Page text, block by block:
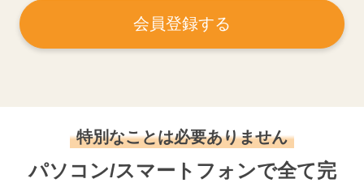
会員登録する
特別なことは必要ありません
パソコン/スマートフォンで全て完